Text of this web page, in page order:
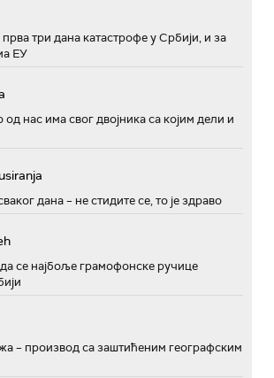
три дана катастрофе у Србији, и за
ЕУ
од нас има свог двојника са којим дели и
дана – не стидите се, то је здраво
се најбоље грамофонске ручице
– производ са заштићеним географским